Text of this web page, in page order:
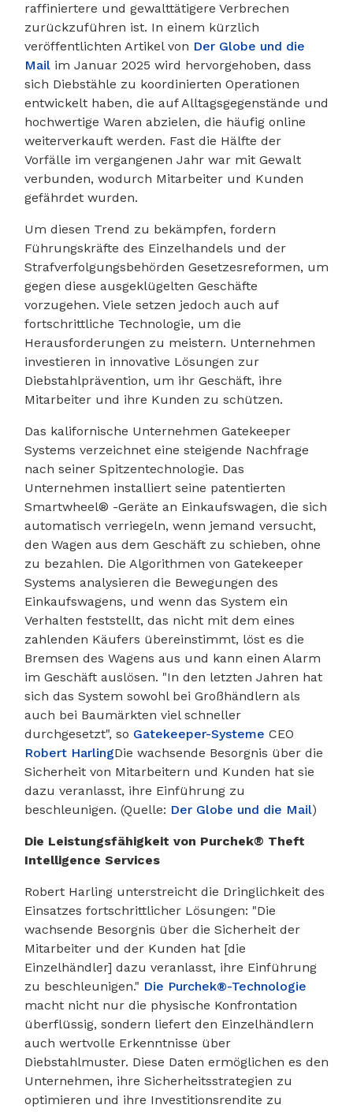
raffiniertere und gewalttätigere Verbrechen
zurückzuführen ist. In einem kürzlich
veröffentlichten Artikel von Der Globe und die
Mail im Januar 2025 wird hervorgehoben, dass
sich Diebstähle zu koordinierten Operationen
entwickelt haben, die auf Alltagsgegenstände und
hochwertige Waren abzielen, die häufig online
weiterverkauft werden. Fast die Hälfte der
Vorfälle im vergangenen Jahr war mit Gewalt
verbunden, wodurch Mitarbeiter und Kunden
gefährdet wurden.
Um diesen Trend zu bekämpfen, fordern
Führungskräfte des Einzelhandels und der
Strafverfolgungsbehörden Gesetzesreformen, um
gegen diese ausgeklügelten Geschäfte
vorzugehen. Viele setzen jedoch auch auf
fortschrittliche Technologie, um die
Herausforderungen zu meistern. Unternehmen
investieren in innovative Lösungen zur
Diebstahlprävention, um ihr Geschäft, ihre
Mitarbeiter und ihre Kunden zu schützen.
Das kalifornische Unternehmen Gatekeeper
Systems verzeichnet eine steigende Nachfrage
nach seiner Spitzentechnologie. Das
Unternehmen installiert seine patentierten
Smartwheel® -Geräte an Einkaufswagen, die sich
automatisch verriegeln, wenn jemand versucht,
den Wagen aus dem Geschäft zu schieben, ohne
zu bezahlen. Die Algorithmen von Gatekeeper
Systems analysieren die Bewegungen des
Einkaufswagens, und wenn das System ein
Verhalten feststellt, das nicht mit dem eines
zahlenden Käufers übereinstimmt, löst es die
Bremsen des Wagens aus und kann einen Alarm
im Geschäft auslösen. "In den letzten Jahren hat
sich das System sowohl bei Großhändlern als
auch bei Baumärkten viel schneller
durchgesetzt", so Gatekeeper-Systeme CEO
Robert HarlingDie wachsende Besorgnis über die
Sicherheit von Mitarbeitern und Kunden hat sie
dazu veranlasst, ihre Einführung zu
beschleunigen. (Quelle: Der Globe und die Mail)
Die Leistungsfähigkeit von Purchek® Theft
Intelligence Services
Robert Harling unterstreicht die Dringlichkeit des
Einsatzes fortschrittlicher Lösungen: "Die
wachsende Besorgnis über die Sicherheit der
Mitarbeiter und der Kunden hat [die
Einzelhändler] dazu veranlasst, ihre Einführung
zu beschleunigen." Die Purchek®-Technologie
macht nicht nur die physische Konfrontation
überflüssig, sondern liefert den Einzelhändlern
auch wertvolle Erkenntnisse über
Diebstahlmuster. Diese Daten ermöglichen es den
Unternehmen, ihre Sicherheitsstrategien zu
optimieren und ihre Investitionsrendite zu